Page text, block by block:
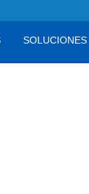
SOLUCIONES